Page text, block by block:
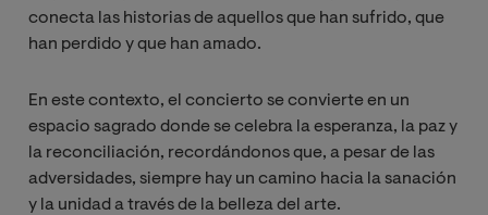
conecta las historias de aquellos que han sufrido, que
han perdido y que han amado.
En este contexto, el concierto se convierte en un
espacio sagrado donde se celebra la esperanza, la paz y
la reconciliación, recordándonos que, a pesar de las
adversidades, siempre hay un camino hacia la sanación
y la unidad a través de la belleza del arte.